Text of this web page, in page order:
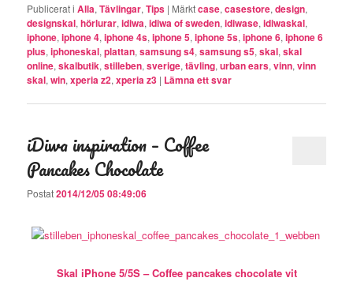
Publicerat i Alla,Tävlingar,Tips | Märktcase,casestore,design,
designskal,hörlurar,idiwa,idiwa of sweden,idiwase,idiwaskal,
iphone,iphone 4,iphone 4s,iphone 5,iphone 5s,iphone 6,iphone 6
plus,iphoneskal,plattan,samsung s4,samsung s5,skal,skal
online,skalbutik,stilleben,sverige,tävling,urban ears,vinn,vinn
skal,win,xperia z2,xperia z3 | Lämna ett svar
iDiwa inspiration – Coffee
Pancakes Chocolate
Postat2014/12/05 08:49:06
Skal iPhone 5/5S – Coffee pancakes chocolate vit